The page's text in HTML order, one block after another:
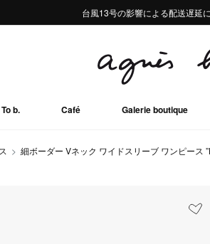
熊本地域地震の影響による配送遅延
Summer Sale
台風13号の影響による配送遅延
熊本地域地震の影響による配送遅延
Summer Sale
To b. Café Galerie boutique
細ボーダー Vネック ワイドスリーブ ワンピース